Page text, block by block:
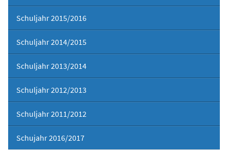
Schuljahr 2015/2016
Schuljahr 2014/2015
Schuljahr 2013/2014
Schuljahr 2012/2013
Schuljahr 2011/2012
Schujahr 2016/2017